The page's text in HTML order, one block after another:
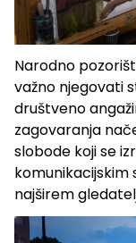
Narodno
važno njegovati
društveno
zagovaranja
slobode koji se
najširem